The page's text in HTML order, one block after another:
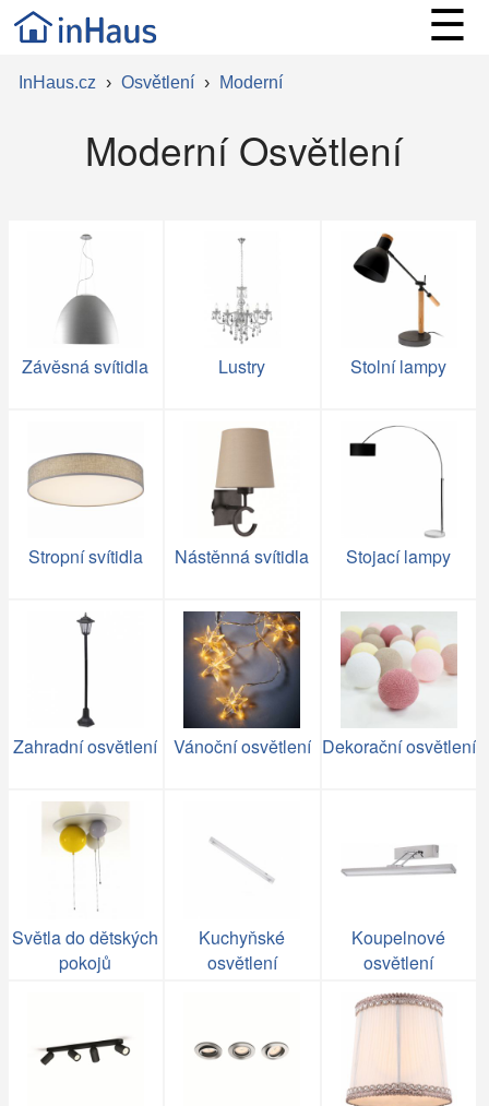
☰
InHaus.cz › Osvětlení › Moderní
Moderní Osvětlení
Závěsná svítidla Lustry Stolní lampy
Stropní svítidla Nástěnná svítidla Stojací lampy
Zahradní osvětlení Vánoční osvětlení Dekorační osvětlení
Světla do dětských
pokojů
Kuchyňské
osvětlení
Koupelnové
osvětlení